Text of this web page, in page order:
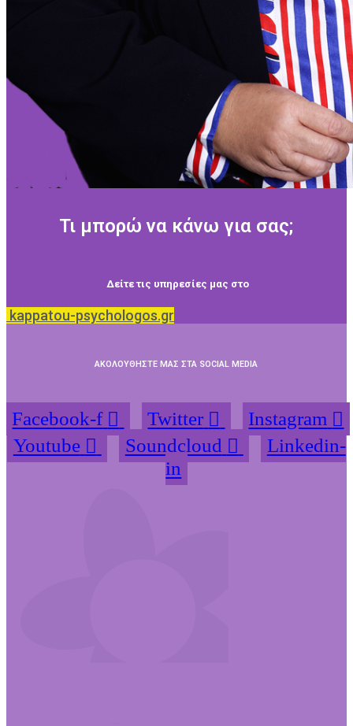
Τι μπορώ να κάνω για σας;
Δείτε τις υπηρεσίες μας στο
kappatou-psychologos.gr
ΑΚΟΛΟΥΘΗΣΤΕ ΜΑΣ ΣΤΑ SOCIAL MEDIA
Facebook-f Twitter
Instagram
Youtube
Soundcloud
Linkedin-
in